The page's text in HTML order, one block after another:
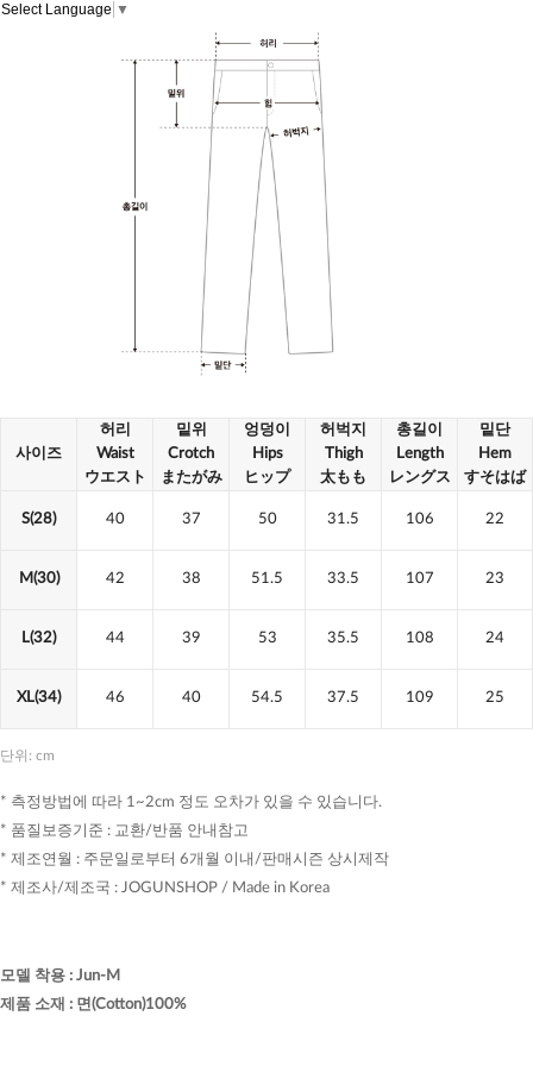
Select Language ▼
사이즈
허리
Waist
ウエスト
밑위
Crotch
またがみ
엉덩이
Hips
ヒップ
허벅지
Thigh
太もも
총길이
Length
レングス
밑단
Hem
すそはば
S(28) 40 37 50 31.5 106 22
M(30) 42 38 51.5 33.5 107 23
L(32) 44 39 53 35.5 108 24
XL(34) 46 40 54.5 37.5 109 25
단위: cm
* 측정방법에 따라 1~2cm 정도 오차가 있을 수 있습니다.
* 품질보증기준 : 교환/반품 안내참고
* 제조연월 : 주문일로부터 6개월 이내/판매시즌 상시제작
* 제조사/제조국 : JOGUNSHOP / Made in Korea
모델 착용 : Jun-M
제품 소재 : 면(Cotton)100%